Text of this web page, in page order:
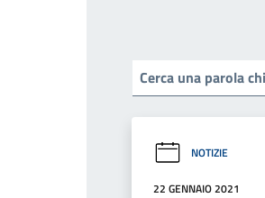
NOTIZIE
22 GENNAIO 2021